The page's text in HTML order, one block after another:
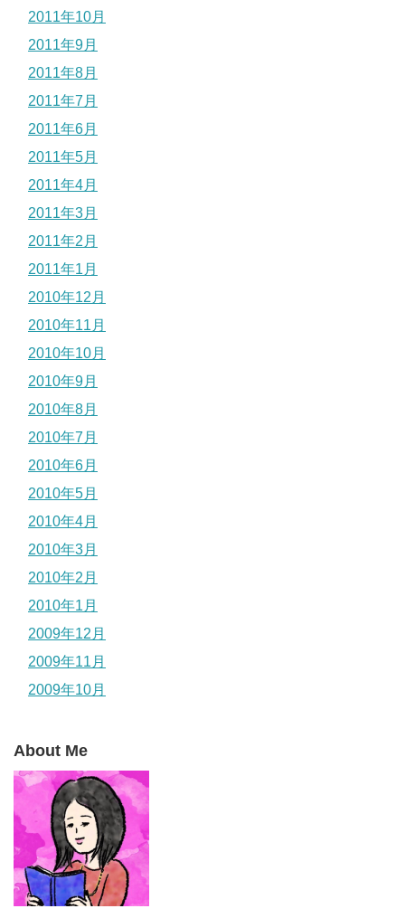
2011年10月
2011年9月
2011年8月
2011年7月
2011年6月
2011年5月
2011年4月
2011年3月
2011年2月
2011年1月
2010年12月
2010年11月
2010年10月
2010年9月
2010年8月
2010年7月
2010年6月
2010年5月
2010年4月
2010年3月
2010年2月
2010年1月
2009年12月
2009年11月
2009年10月
About Me